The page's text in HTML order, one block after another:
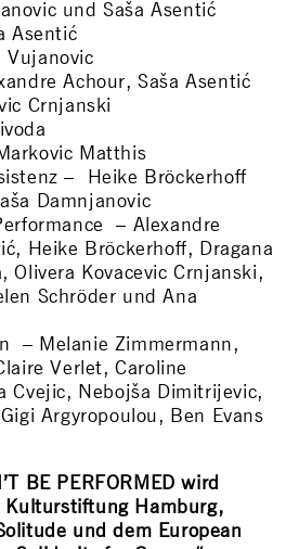
und Saša Asentić
Asentić
Vujanovic
Achour, Saša Asentić
Crnjanski
Matthis
– Heike Bröckerhoff
Damnjanovic
– Alexandre
Heike Bröckerhoff, Dragana
Olivera Kovacevic Crnjanski,
Schröder und Ana
– Melanie Zimmermann,
Verlet, Caroline
Cvejic, Nebojša Dimitrijevic,
Argyropoulou, Ben Evans
BE PERFORMED wird
Hamburg,
und dem European